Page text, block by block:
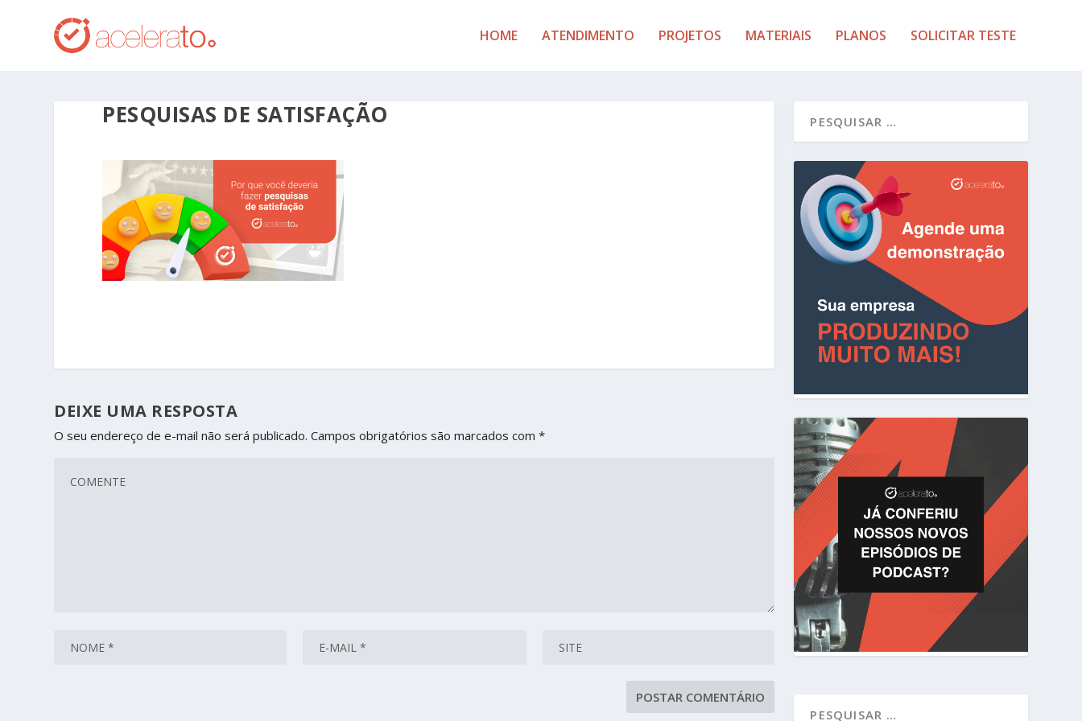
HOME ATENDIMENTO PROJETOS MATERIAIS PLANOS SOLICITAR TESTE
PESQUISAS DE SATISFAÇÃO
DEIXE UMA RESPOSTA
O seu endereço de e-mail não será publicado. Campos obrigatórios são marcados com*